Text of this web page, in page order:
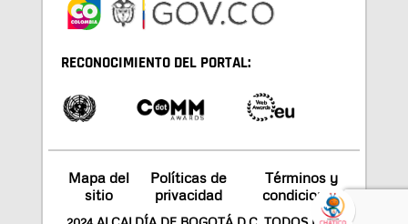
RECONOCIMIENTO DEL PORTAL:
Mapa del
sitio
Políticas de
privacidad
Términos y
condiciones